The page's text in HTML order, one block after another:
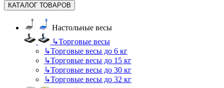
КАТАЛОГ ТОВАРОВ
Настольные весы
↳Торговые весы
↳Торговые весы до 6 кг
↳Торговые весы до 15 кг
↳Торговые весы до 30 кг
↳Торговые весы до 32 кг